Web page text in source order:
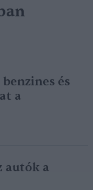
és
a
autók a